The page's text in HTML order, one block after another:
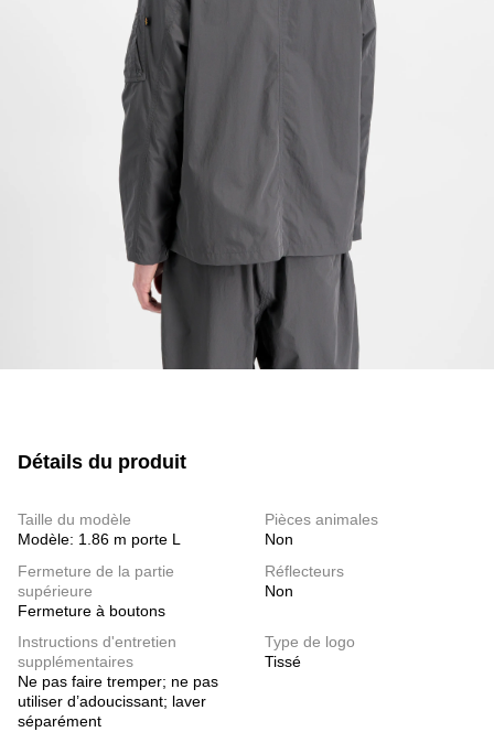
Détails du produit
Taille du modèle
Modèle: 1.86 m porte L
Pièces animales
Non
Fermeture de la partie
supérieure
Fermeture à boutons
Réflecteurs
Non
Instructions d'entretien
supplémentaires
Ne pas faire tremper; ne pas
utiliser d’adoucissant; laver
séparément
Type de logo
Tissé